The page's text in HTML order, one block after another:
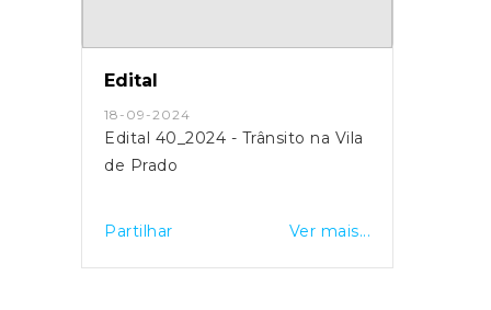
Edital
18-09-2024
Edital 40_2024 - Trânsito na Vila
de Prado
Partilhar Ver mais...